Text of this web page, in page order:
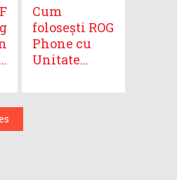
Cum
folosești ROG
Phone cu
Unitate...